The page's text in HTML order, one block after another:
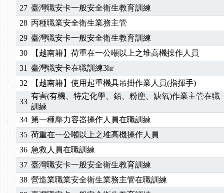
2026/07/15【免費研習】115年製造業危害預防職場安衛法令
2026/07/08【中心公告】因應颱風來襲，若遇停班停課消息 補
2026/05/06【產業人才投資】06/03-06/08堆高機課程，政府出
2026/04/24 【製程安全評估人員】開課囉
2025/11/11【中心公告】颱風假11/12停班停課
2025/11/10【中心公告】因應颱風來襲，若遇停班停課消息 補
2025/10/30 【進修課程】2026年，課程意見蒐集~
2025/08/20【進修課程】SDS格式百百種？專業講師帶您判斷
2025/08/12
2025/07/06【中心公告】颱風假114/07/07停班停課
2025/06/06
【進修課程】～～前導課程看這邊推出囉～～
2025/05/29【進修課程】前導課程推出公告！
2025/04/28【進修課程】要怎麼進修自我？課程百百種選擇好
2025/01/21 「高壓氣體製造安全主任」、「隧道等襯砌作業
訓測驗
2025/01/15【線上課程】碳中和核心職能系列課程資訊
27 臺灣職安卡一般安全衛生教育訓練
28 丙種職業安全衛生業務主管
29 臺灣職安卡一般安全衛生教育訓練
30
【越南籍】荷重在一公噸以上之堆高機操作人員
31 臺灣職安卡在職訓練3hr
32
【越南籍】使用起重機具吊掛作業人員(指揮手)
33
有害(有機、特定化學、鉛、粉塵、缺氧)作業主管在職
訓練
34 第一種壓力容器操作人員在職訓練
35 荷重在一公噸以上之堆高機操作人員
36 急救人員在職訓練
37 臺灣職安卡一般安全衛生教育訓練
38 營造業職業安全衛生業務主管在職訓練